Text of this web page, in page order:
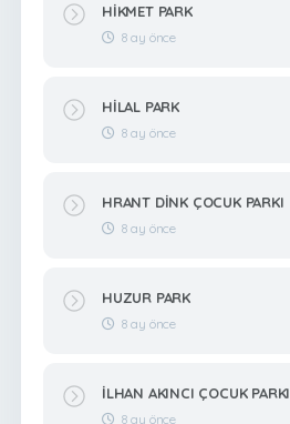
HİKMET PARK
8 ay önce
HİLAL PARK
8 ay önce
HRANT DİNK ÇOCUK PARKI
8 ay önce
HUZUR PARK
8 ay önce
İLHAN AKINCI ÇOCUK PARKI
8 ay önce